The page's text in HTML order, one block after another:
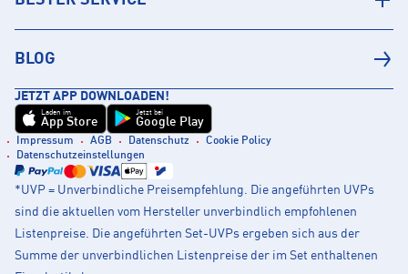
BLOG
JETZT APP DOWNLOADEN!
Laden im
App Store
Jetzt bei
Google Play
Impressum AGB Datenschutz
Cookie Policy
Datenschutzeinstellungen
*UVP = Unverbindliche Preisempfehlung. Die angeführten UVPs
sind die aktuellen vom Hersteller unverbindlich empfohlenen
Listenpreise. Die angeführten Set-UVPs ergeben sich aus der
Summe der unverbindlichen Listenpreise der im Set enthaltenen